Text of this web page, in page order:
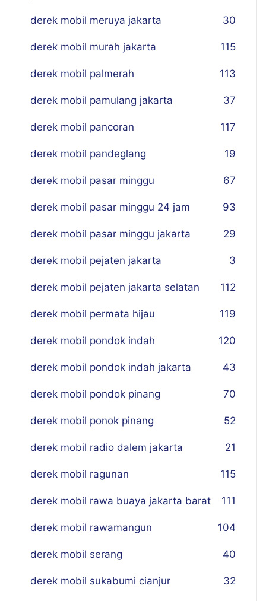
derek mobil meruya jakarta 30
derek mobil murah jakarta 115
derek mobil palmerah 113
derek mobil pamulang jakarta 37
derek mobil pancoran 117
derek mobil pandeglang 19
derek mobil pasar minggu 67
derek mobil pasar minggu 24 jam 93
derek mobil pasar minggu jakarta 29
derek mobil pejaten jakarta 3
derek mobil pejaten jakarta selatan 112
derek mobil permata hijau 119
derek mobil pondok indah 120
derek mobil pondok indah jakarta 43
derek mobil pondok pinang 70
derek mobil ponok pinang 52
derek mobil radio dalem jakarta 21
derek mobil ragunan 115
derek mobil rawa buaya jakarta barat 111
derek mobil rawamangun 104
derek mobil serang 40
derek mobil sukabumi cianjur 32